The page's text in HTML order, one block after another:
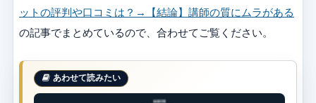
ットの評判や口コミは？→【結論】講師の質にムラがある
の記事でまとめているので、合わせてご覧ください。